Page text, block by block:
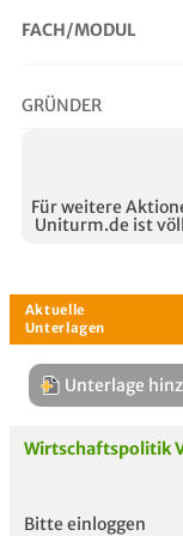
FACH/MODUL
GRÜNDER
Für weitere
Uniturm.de ist
Unterlage
Wirtschaftspolitik
Bitte einloggen